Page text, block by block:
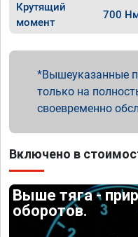
Крутящий
момент
700
Вышеуказанные
только на
своевременно
Включено в
Выше тяга -
оборотов.